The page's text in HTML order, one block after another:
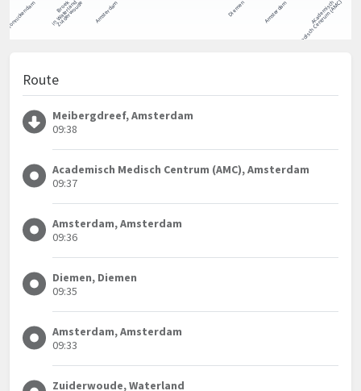
Route
Meibergdreef, Amsterdam
09:38
Academisch Medisch Centrum (AMC), Amsterdam
09:37
Amsterdam, Amsterdam
09:36
Diemen, Diemen
09:35
Amsterdam, Amsterdam
09:33
Zuiderwoude, Waterland